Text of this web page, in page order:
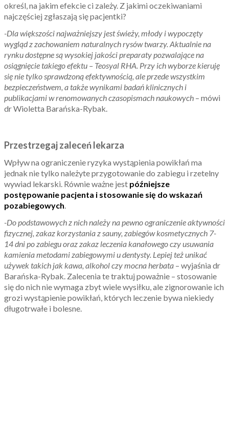
określ, na jakim efekcie ci zależy. Z jakimi oczekiwaniami
najczęściej zgłaszają się pacjentki?
-Dla większości najważniejszy jest świeży, młody i wypoczęty
wygląd z zachowaniem naturalnych rysów twarzy. Aktualnie na
rynku dostępne są wysokiej jakości preparaty pozwalające na
osiągnięcie takiego efektu – Teosyal RHA. Przy ich wyborze kieruję
się nie tylko sprawdzoną efektywnością, ale przede wszystkim
bezpieczeństwem, a także wynikami badań klinicznych i
publikacjami w renomowanych czasopismach naukowych – mówi
dr Wioletta Barańska-Rybak.
Przestrzegaj zaleceń lekarza
Wpływ na ograniczenie ryzyka wystąpienia powikłań ma
jednak nie tylko należyte przygotowanie do zabiegu i rzetelny
wywiad lekarski. Równie ważne jest późniejsze
postępowanie pacjenta i stosowanie się do wskazań
pozabiegowych.
-Do podstawowych z nich należy na pewno ograniczenie aktywności
fizycznej, zakaz korzystania z sauny, zabiegów kosmetycznych 7-
14 dni po zabiegu oraz zakaz leczenia kanałowego czy usuwania
kamienia metodami zabiegowymi u dentysty. Lepiej też unikać
używek takich jak kawa, alkohol czy mocna herbata – wyjaśnia dr
Barańska-Rybak. Zalecenia te traktuj poważnie – stosowanie
się do nich nie wymaga zbyt wiele wysiłku, ale zignorowanie ich
grozi wystąpienie powikłań, których leczenie bywa niekiedy
długotrwałe i bolesne.